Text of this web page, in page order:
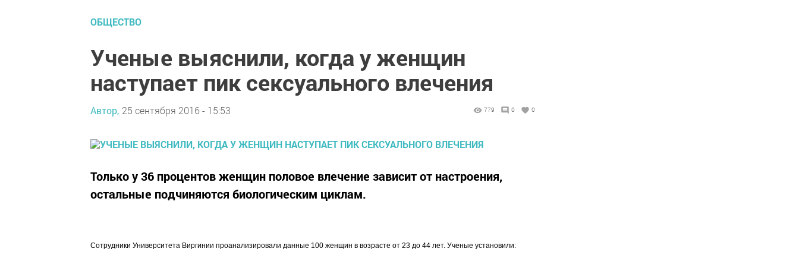
ОБЩЕСТВО
Ученые выяснили, когда у женщин
наступает пик сексуального влечения
Автор, 25 сентября 2016 - 15:53 779 0 0
Только у 36 процентов женщин половое влечение зависит от настроения,
остальные подчиняются биологическим циклам.
Сотрудники Университета Виргинии проанализировали данные 100 женщин в возрасте от 23 до 44 лет. Ученые установили: